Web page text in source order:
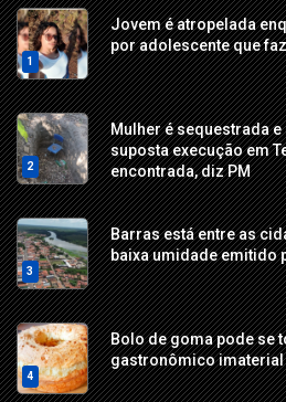
1
Jovem é atropelada
por adolescente que
2
Mulher é sequestrada
suposta execução em
encontrada, diz PM
3
Barras está entre as
baixa umidade emitido
4
Bolo de goma pode se
gastronômico imaterial